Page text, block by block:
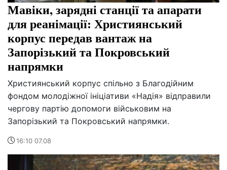
Мавіки, зарядні станції та апарати
для реанімації: Християнський
корпус передав вантаж на
Запорізький та Покровський
напрямки
Християнський корпус спільно з Благодійним
фондом молодіжної ініціативи «Надія» відправили
чергову партію допомоги військовим на
Запорізький та Покровський напрямки.
16:10 07.08